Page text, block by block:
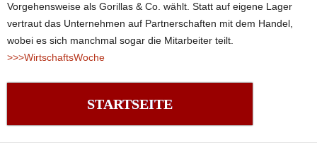
Vorgehensweise als Gorillas & Co. wählt. Statt auf eigene Lager
vertraut das Unternehmen auf Partnerschaften mit dem Handel,
wobei es sich manchmal sogar die Mitarbeiter teilt.
>>>WirtschaftsWoche
STARTSEITE